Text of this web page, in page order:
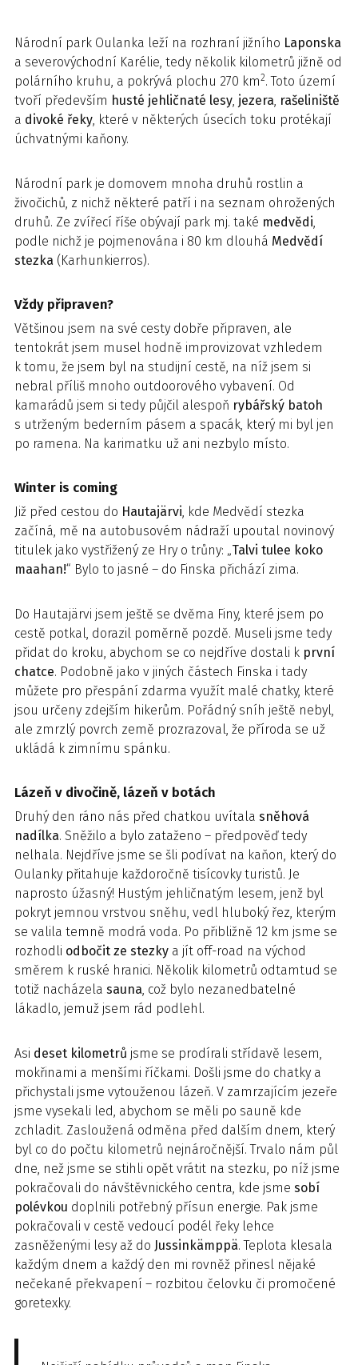
Národní park Oulanka leží na rozhraní jižního Laponska
a severovýchodní Karélie, tedy několik kilometrů jižně od
polárního kruhu, a pokrývá plochu 270 km2. Toto území
tvoří především husté jehličnaté lesy, jezera, rašeliniště
a divoké řeky, které v některých úsecích toku protékají
úchvatnými kaňony.
Národní park je domovem mnoha druhů rostlin a
živočichů, z nichž některé patří i na seznam ohrožených
druhů. Ze zvířecí říše obývají park mj. také medvědi,
podle nichž je pojmenována i 80 km dlouhá Medvědí
stezka (Karhunkierros).
Vždy připraven?
Většinou jsem na své cesty dobře připraven, ale
tentokrát jsem musel hodně improvizovat vzhledem
k tomu, že jsem byl na studijní cestě, na níž jsem si
nebral příliš mnoho outdoorového vybavení. Od
kamarádů jsem si tedy půjčil alespoň rybářský batoh
s utrženým bederním pásem a spacák, který mi byl jen
po ramena. Na karimatku už ani nezbylo místo.
Winter is coming
Již před cestou do Hautajärvi, kde Medvědí stezka
začíná, mě na autobusovém nádraží upoutal novinový
titulek jako vystřižený ze Hry o trůny: „Talvi tulee koko
maahan!“ Bylo to jasné – do Finska přichází zima.
Do Hautajärvi jsem ještě se dvěma Finy, které jsem po
cestě potkal, dorazil poměrně pozdě. Museli jsme tedy
přidat do kroku, abychom se co nejdříve dostali k první
chatce. Podobně jako v jiných částech Finska i tady
můžete pro přespání zdarma využít malé chatky, které
jsou určeny zdejším hikerům. Pořádný sníh ještě nebyl,
ale zmrzlý povrch země prozrazoval, že příroda se už
ukládá k zimnímu spánku.
Lázeň v divočině, lázeň v botách
Druhý den ráno nás před chatkou uvítala sněhová
nadílka. Sněžilo a bylo zataženo – předpověď tedy
nelhala. Nejdříve jsme se šli podívat na kaňon, který do
Oulanky přitahuje každoročně tisícovky turistů. Je
naprosto úžasný! Hustým jehličnatým lesem, jenž byl
pokryt jemnou vrstvou sněhu, vedl hluboký řez, kterým
se valila temně modrá voda. Po přibližně 12 km jsme se
rozhodli odbočit ze stezky a jít off-road na východ
směrem k ruské hranici. Několik kilometrů odtamtud se
totiž nacházela sauna, což bylo nezanedbatelné
lákadlo, jemuž jsem rád podlehl.
Asi deset kilometrů jsme se prodírali střídavě lesem,
mokřinami a menšími říčkami. Došli jsme do chatky a
přichystali jsme vytouženou lázeň. V zamrzajícím jezeře
jsme vysekali led, abychom se měli po sauně kde
zchladit. Zasloužená odměna před dalším dnem, který
byl co do počtu kilometrů nejnáročnější. Trvalo nám půl
dne, než jsme se stihli opět vrátit na stezku, po níž jsme
pokračovali do návštěvnického centra, kde jsme sobí
polévkou doplnili potřebný přísun energie. Pak jsme
pokračovali v cestě vedoucí podél řeky lehce
zasněženými lesy až do Jussinkämppä. Teplota klesala
každým dnem a každý den mi rovněž přinesl nějaké
nečekané překvapení – rozbitou čelovku či promočené
goretexky.